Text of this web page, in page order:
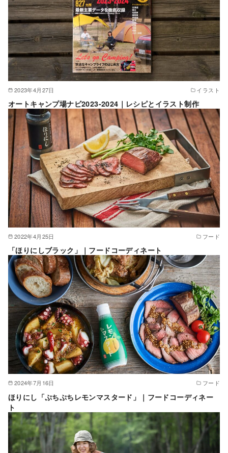
2023年4月27日 イラスト
オートキャンプ場ナビ2023-2024｜レシピとイラスト制作
2022年4月25日 フード
「ほりにしブラック」｜フードコーディネート
2024年7月16日 フード
ほりにし「ぷちぷちレモンマスタード」｜フードコーディネー
ト